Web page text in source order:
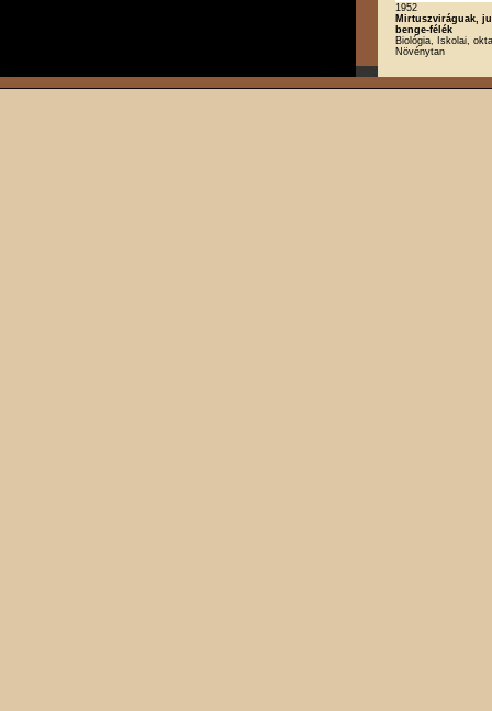
1952
Mirtuszviráguak,
benge-félék
Biológia, Iskolai,
Növénytan